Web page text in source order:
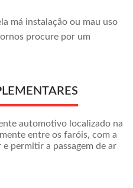
má instalação ou mau uso
procure por um
automotivo localizado na
entre os faróis, com a
permitir a passagem de ar